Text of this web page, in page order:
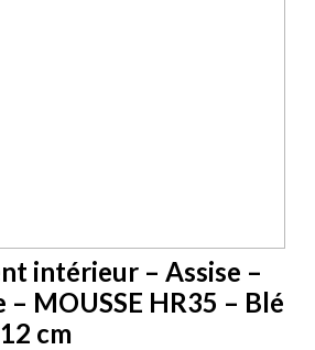
intérieur – Assise –
– MOUSSE HR35 – Blé
cm